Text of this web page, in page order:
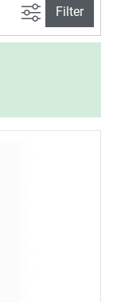
Avancerad
Filter